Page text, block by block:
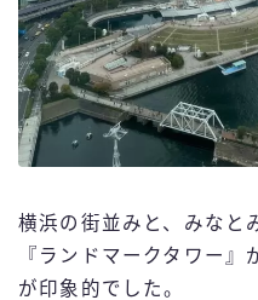
横浜の街並みと、みなと
『ランドマークタワー
が印象的でした。